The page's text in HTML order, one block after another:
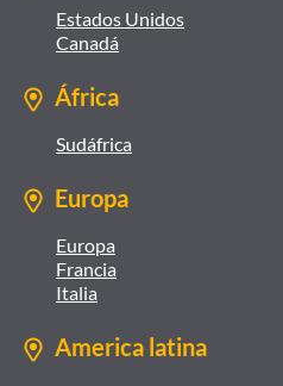
Estados Unidos
Canadá
África
Sudáfrica
Europa
Europa
Francia
Italia
America latina